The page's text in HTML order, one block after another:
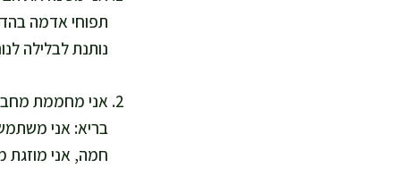
תפוחי אדמה
נותנת לבלילה לנוח 10 דקות, כדי שהקמח יספוג נוזלים ויצא
בריא: אני
חמה, אני